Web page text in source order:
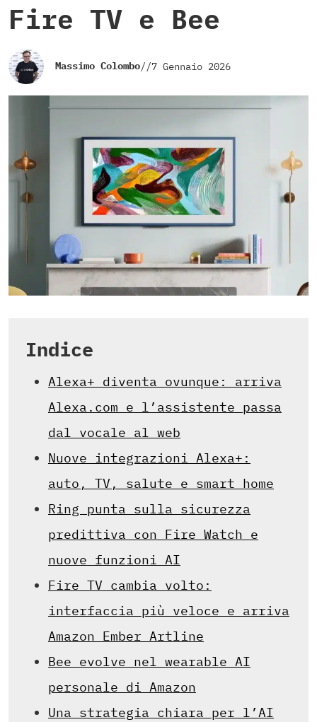
Fire TV e Bee
Massimo Colombo//7 Gennaio 2026
Indice
Alexa+ diventa ovunque: arriva
Alexa.com e l’assistente passa
dal vocale al web
Nuove integrazioni Alexa+:
auto, TV, salute e smart home
Ring punta sulla sicurezza
predittiva con Fire Watch e
nuove funzioni AI
Fire TV cambia volto:
interfaccia più veloce e arriva
Amazon Ember Artline
Bee evolve nel wearable AI
personale di Amazon
Una strategia chiara per l’AI